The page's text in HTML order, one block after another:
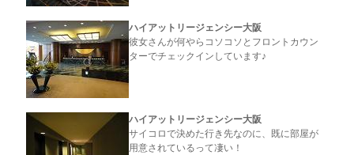
ハイアットリージェンシー大阪
彼女さんが何やらコソコソとフロントカウン
ターでチェックインしています♪
ハイアットリージェンシー大阪
サイコロで決めた行き先なのに、既に部屋が
用意されているって凄い！